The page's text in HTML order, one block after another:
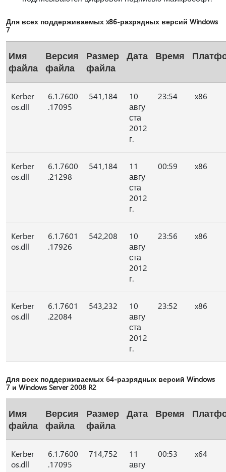
Для всех поддерживаемых x86-разрядных версий Windows
7
Имя
файла
Версия
файла
Размер
файла
Дата Время
Kerber
os.dll
6.1.7600
.17095
541,184
10
авгу
ста
2012
г.
23:54 x86
Kerber
os.dll
6.1.7600
.21298
541,184
11
авгу
ста
2012
г.
00:59 x86
Kerber
os.dll
6.1.7601
.17926
542,208
10
авгу
ста
2012
г.
23:56 x86
Kerber
os.dll
6.1.7601
.22084
543,232
10
авгу
ста
2012
г.
23:52 x86
Для всех поддерживаемых 64-разрядных версий Windows
7 и Windows Server 2008 R2
Имя
файла
Версия
файла
Размер
файла
Дата Время
Kerber
os.dll
6.1.7600
.17095
714,752
11
авгу
00:53 x64